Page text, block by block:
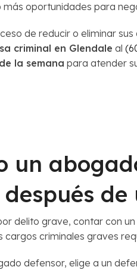
oportunidades para
de reducir o eliminar
criminal en Glendale al
la semana para atender
un
delito grave, contar con
cargos criminales graves
defensor, elige a un